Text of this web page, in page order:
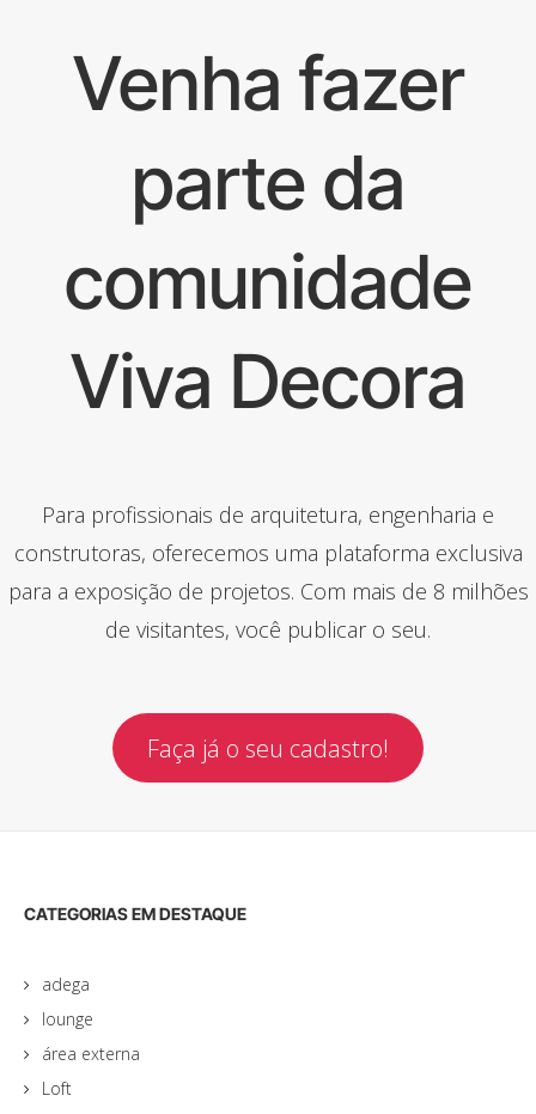
Venha fazer
parte da
comunidade
Viva Decora
Para profissionais de arquitetura, engenharia e
construtoras, oferecemos uma plataforma exclusiva
para a exposição de projetos. Com mais de 8 milhões
de visitantes, você publicar o seu.
Faça já o seu cadastro!
CATEGORIAS EM DESTAQUE
adega
lounge
área externa
Loft